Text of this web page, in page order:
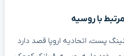
با روسیه
پست، اتحادیه اروپا قصد دارد